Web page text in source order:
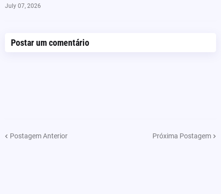
July 07, 2026
Postar um comentário
Postagem Anterior Próxima Postagem